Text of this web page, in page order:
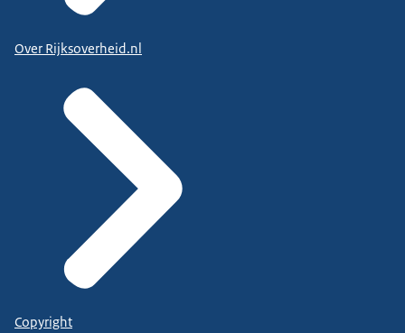
Over Rijksoverheid.nl
Copyright